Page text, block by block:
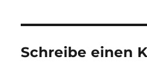
Schreibe einen